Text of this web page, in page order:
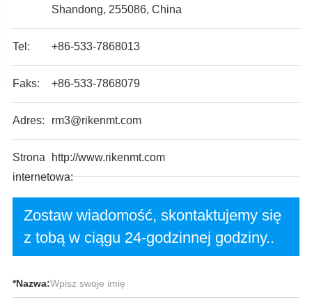
Shandong, 255086, China
Tel: +86-533-7868013
Faks: +86-533-7868079
Adres: rm3@rikenmt.com
Strona
internetowa:
http://www.rikenmt.com
Zostaw wiadomość, skontaktujemy się
z tobą w ciągu 24-godzinnej godziny..
*Nazwa: